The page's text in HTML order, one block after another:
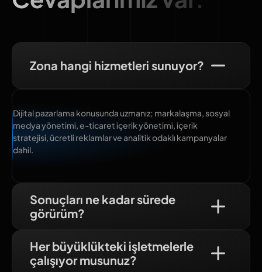
Zona hangi hizmetleri sunuyor?
Dijital pazarlama konusunda uzmanız; markalaşma, sosyal
medya yönetimi, e-ticaret içerik yönetimi, içerik
stratejisi, ücretli reklamlar ve analitik odaklı kampanyalar
dahil.
Sonuçları ne kadar sürede
görürüm?
Her büyüklükteki işletmelerle
çalışıyor musunuz?